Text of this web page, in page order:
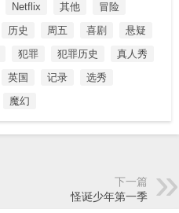
Netflix 其他
冒险
历史 周五 喜剧
悬疑
犯罪 犯罪历史
真人秀
英国 记录
选秀
魔幻
下一篇
怪诞少年第一季